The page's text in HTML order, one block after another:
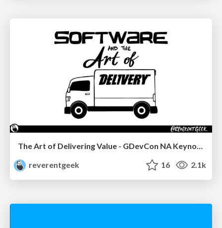
The Art of Delivering Value - GDevCon NA Keynote
reverentgeek
16 2.1k